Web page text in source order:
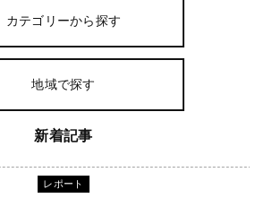
カテゴリーから探す
地域で探す
新着記事
レポート